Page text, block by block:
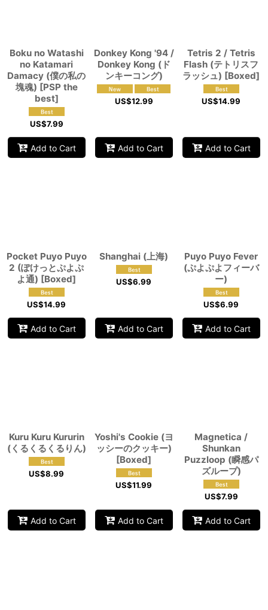
Boku no Watashi
no Katamari
Damacy (僕の私の
塊魂) [PSP the
best]
US$7.99
Add to Cart
Donkey Kong '94 /
Donkey Kong (ド
ンキーコング)
US$12.99
Add to Cart
Tetris 2 / Tetris
Flash (テトリスフ
ラッシュ) [Boxed]
US$14.99
Add to Cart
Pocket Puyo Puyo
2 (ぽけっとぷよぷ
よ通) [Boxed]
US$14.99
Add to Cart
Shanghai (上海)
US$6.99
Add to Cart
Puyo Puyo Fever
(ぷよぷよフィーバ
ー)
US$6.99
Add to Cart
Kuru Kuru Kururin
(くるくるくるりん)
US$8.99
Add to Cart
Yoshi's Cookie (ヨ
ッシーのクッキー)
[Boxed]
US$11.99
Add to Cart
Magnetica /
Shunkan
Puzzloop (瞬感パ
ズループ)
US$7.99
Add to Cart